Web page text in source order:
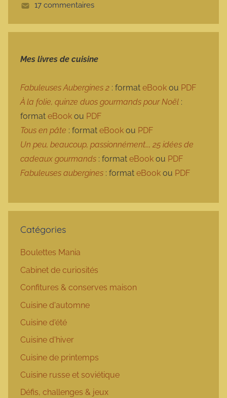
17 commentaires
Mes livres de cuisine
Fabuleuses Aubergines 2 : format eBook ou PDF
À la folie, quinze duos gourmands pour Noël :
format eBook ou PDF
Tous en pâte : format eBook ou PDF
Un peu, beaucoup, passionnément…, 25 idées de
cadeaux gourmands : format eBook ou PDF
Fabuleuses aubergines : format eBook ou PDF
Catégories
Boulettes Mania
Cabinet de curiosités
Confitures & conserves maison
Cuisine d'automne
Cuisine d'été
Cuisine d'hiver
Cuisine de printemps
Cuisine russe et soviétique
Défis, challenges & jeux